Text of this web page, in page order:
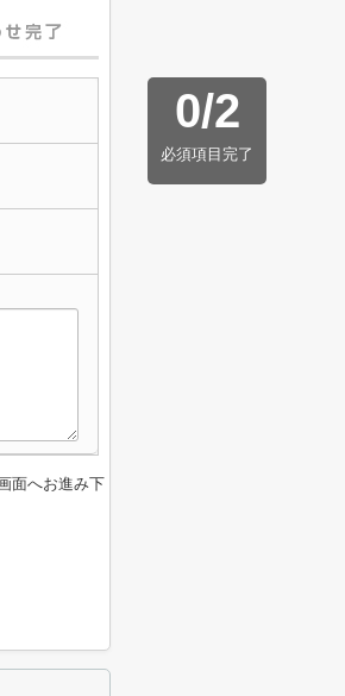
0/2
必須項目完了
面へお進み下